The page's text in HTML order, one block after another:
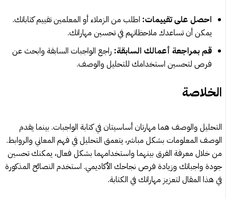
احصل على تقييمات: اطلب من الزملاء أو المعلمين تقييم كتاباتك.
يمكن أن تساعدك ملاحظاتهم في تحسين مهاراتك.
قم بمراجعة أعمالك السابقة: راجع الواجبات السابقة وابحث عن
فرص لتحسين استخدامك للتحليل والوصف.
الخلاصة
التحليل والوصف هما مهارتان أساسيتان في كتابة الواجبات. بينما يقدم
الوصف المعلومات بشكل مباشر، يتعمق التحليل في فهم المعاني والروابط.
من خلال معرفة الفرق بينهما واستخدامهما بشكل فعال، يمكنك تحسين
جودة واجباتك وزيادة فرص نجاحك الأكاديمي. استخدم النصائح المذكورة
في هذا المقال لتعزيز مهاراتك في الكتابة.